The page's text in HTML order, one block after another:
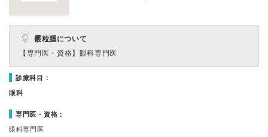
霰粒腫について
【専門医・資格】 眼科専門医
診療科目：
眼科
専門医・資格：
眼科専門医